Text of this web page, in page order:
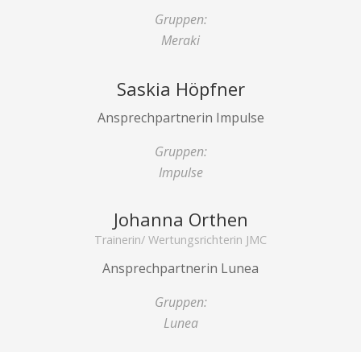
Gruppen:
Meraki
Saskia Höpfner
Ansprechpartnerin Impulse
Gruppen:
Impulse
Johanna Orthen
Trainerin/ Wertungsrichterin JMC
Ansprechpartnerin Lunea
Gruppen:
Lunea